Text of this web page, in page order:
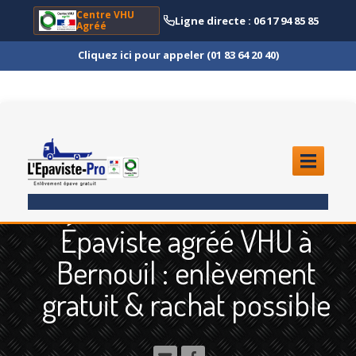
Centre VHU
Agréé
Ligne directe : 06 17 94 85 85
Cliquez ici pour appeler (01 83 64 20 40)
ENLÈVEMENTÉPAVE
Quoi?
Scooteret Moto
Camion
et Poids Lourd
Épaviste agréé VHU à
Bernouil : enlèvement
gratuit & rachat possible